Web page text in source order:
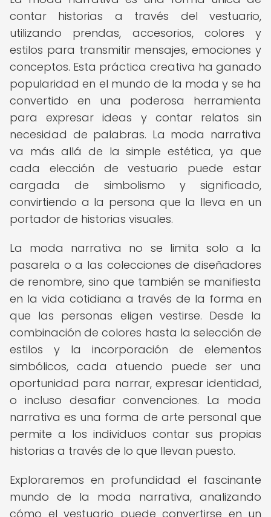
contar historias a través del vestuario,
utilizando prendas, accesorios, colores y
estilos para transmitir mensajes, emociones y
conceptos. Esta práctica creativa ha ganado
popularidad en el mundo de la moda y se ha
convertido en una poderosa herramienta
para expresar ideas y contar relatos sin
necesidad de palabras. La moda narrativa
va más allá de la simple estética, ya que
cada elección de vestuario puede estar
cargada de simbolismo y significado,
convirtiendo a la persona que la lleva en un
portador de historias visuales.
La moda narrativa no se limita solo a la
pasarela o a las colecciones de diseñadores
de renombre, sino que también se manifiesta
en la vida cotidiana a través de la forma en
que las personas eligen vestirse. Desde la
combinación de colores hasta la selección de
estilos y la incorporación de elementos
simbólicos, cada atuendo puede ser una
oportunidad para narrar, expresar identidad,
o incluso desafiar convenciones. La moda
narrativa es una forma de arte personal que
permite a los individuos contar sus propias
historias a través de lo que llevan puesto.
Exploraremos en profundidad el fascinante
mundo de la moda narrativa, analizando
cómo el vestuario puede convertirse en un